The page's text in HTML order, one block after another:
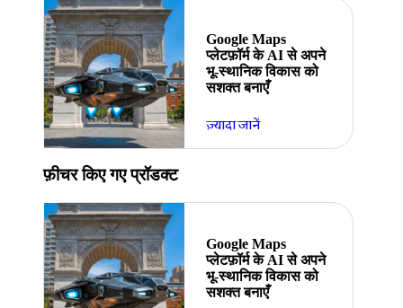
Google Maps
प्लेटफ़ॉर्म के AI से अपने
भू-स्थानिक विकास को
सशक्त बनाएँ
ज़्यादा जानें
फ़ीचर किए गए प्रॉडक्ट
Google Maps
प्लेटफ़ॉर्म के AI से अपने
भू-स्थानिक विकास को
सशक्त बनाएँ